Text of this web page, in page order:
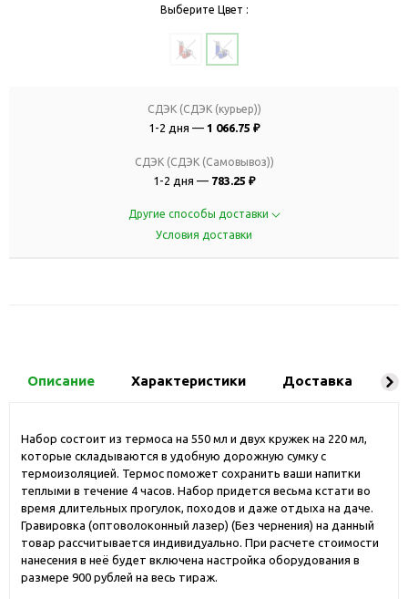
Выберите Цвет :
СДЭК (СДЭК (курьер))
1-2 дня — 1 066.75 ₽
СДЭК (СДЭК (Самовывоз))
1-2 дня — 783.25 ₽
Другие способы доставки
Условия доставки
Описание Характеристики Доставка
Набор состоит из термоса на 550 мл и двух кружек на 220 мл,
которые складываются в удобную дорожную сумку с
термоизоляцией. Термос поможет сохранить ваши напитки
теплыми в течение 4 часов. Набор придется весьма кстати во
время длительных прогулок, походов и даже отдыха на даче.
Гравировка (оптоволоконный лазер) (Без чернения) на данный
товар рассчитывается индивидуально. При расчете стоимости
нанесения в неё будет включена настройка оборудования в
размере 900 рублей на весь тираж.